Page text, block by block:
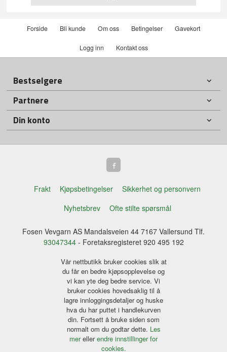
Forside Bli kunde Om oss Betingelser Gavekort
Logg inn Kontakt oss
Bestselgere
Partnere
Din konto
Frakt Kjøpsbetingelser
Sikkerhet og personvern
Nyhetsbrev
Ofte stilte spørsmål
Fosen Vevgarn AS Mandalsveien 44 7167 Vallersund Tlf.
93047344- Foretaksregisteret 920 495 192
Vår nettbutikk bruker cookies slik at
du får en bedre kjøpsopplevelse og
vi kan yte deg bedre service. Vi
bruker cookies hovedsaklig til å
lagre innloggingsdetaljer og huske
hva du har puttet i handlekurven
din. Fortsett å bruke siden som
normalt om du godtar dette. Les
merellerendre innstillinger for
cookies.